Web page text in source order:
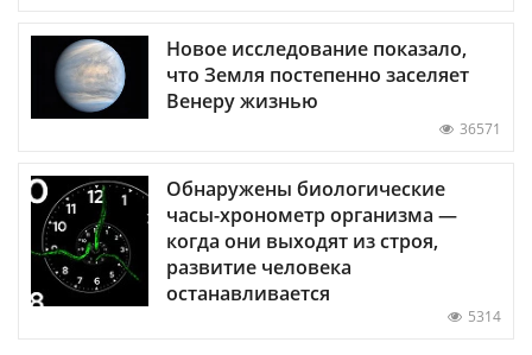
Новое исследование показало,
что Земля постепенно заселяет
Венеру жизнью
36571
Обнаружены биологические
часы-хронометр организма —
когда они выходят из строя,
развитие человека
останавливается
5314